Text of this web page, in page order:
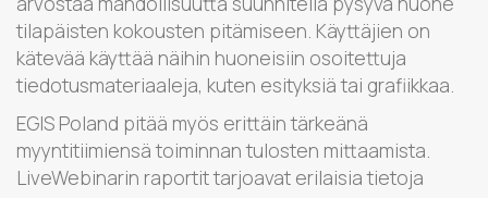
tilapäisten kokousten pitämiseen. Käyttäjien on
kätevää käyttää näihin huoneisiin osoitettuja
tiedotusmateriaaleja, kuten esityksiä tai grafiikkaa.
EGIS Poland pitää myös erittäin tärkeänä
myyntitiimiensä toiminnan tulosten mittaamista.
LiveWebinarin raportit tarjoavat erilaisia tietoja